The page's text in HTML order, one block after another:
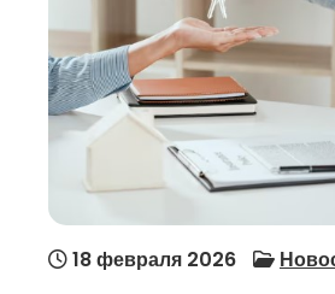
18 февраля 2026